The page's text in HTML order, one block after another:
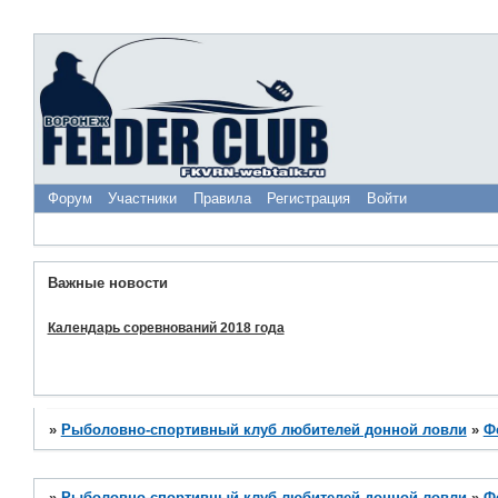
Форум Участники Правила Регистрация Войти
Важные новости
Календарь соревнований 2018 года
» Рыболовно-спортивный клуб любителей донной ловли »